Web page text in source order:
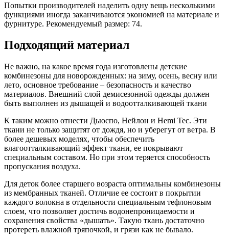
Попытки производителей наделить одну вещь несколькими
функциями иногда заканчиваются экономией на материале и
фурнитуре. Рекомендуемый размер: 74.
Подходящий материал
Не важно, на какое время года изготовлены детские
комбинезоны для новорожденных: на зиму, осень, весну или
лето, основное требование – безопасность и качество
материалов. Внешний слой демисезонной одежды должен
быть выполнен из дышащей и водоотталкивающей ткани
К таким можно отнести Дьюспо, Нейлон и Hemi Tec. Эти
ткани не только защитят от дождя, но и уберегут от ветра. В
более дешевых моделях, чтобы обеспечить
влагоотталкивающий эффект ткани, ее покрывают
специальным составом. Но при этом теряется способность
пропускания воздуха.
Для деток более старшего возраста оптимальны комбинезоны
из мембранных тканей. Отличие ее состоит в покрытии
каждого волокна в отдельности специальным тефлоновым
слоем, что позволяет достичь водонепроницаемости и
сохранения свойства «дышать». Такую ткань достаточно
протереть влажной тряпочкой, и грязи как не бывало.